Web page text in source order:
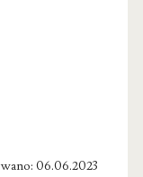
06.06.2023